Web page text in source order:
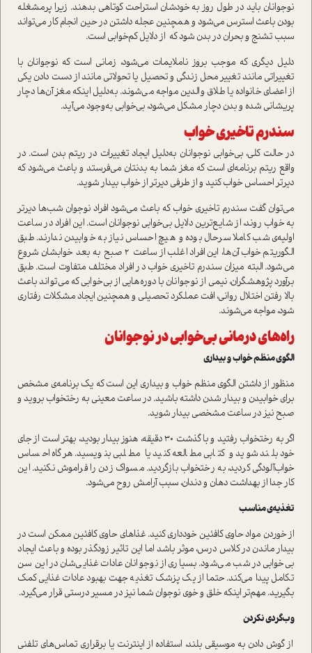
نوجوانان باید در طول روز به خودشان استراحت کوتاهی بدهند. زیرا پرمشغله
بودن باعث استرس می‌شود و همچنین عجله داشتن در حین انجام کار می‌تواند
سبب تشنج و بحران در بدن شود که از دلایل کم‌خوابی است.
دلیل دیگری که موجب بروز ناملایمات می‌شود، زمانی است که نوجوانان با
تغییراتی مانند تغییر محل زندگی و تحصیل یا تحولاتی مانند از دست دادن یکی
از اعضای خانواده یا طلاق والدین مواجه می‌شوند. به‌دلیل اینکه مغز آن‌ها دچار
پریشانی شده و بدن دچار مشکل می‌شود، بی‌خوابی به‌وجود می‌آید.
سندرم تاخیری خواب
در حالت کلی، بی‌خوابی نوجوانان به‌دلیل ایجاد تغییرات در ریتم بدن است. در
واقع ریتم برنامه‌ای است که مغز شما به بدنتان می‌فرستد و باعث می‌شود که
دیرتر احساس خواب کنید و از طرفی دیرتر از خواب بیدار شوید.
می‌توان گفت سندرم تاخیری خواب که باعث می‌شود افراد نوجوان شب‌ها دیرتر
به خواب روند، از شایع‌ترین دلایل بی‌خوابی نوجوانان است. این افراد در ساعت
اولیه‌ی شب کاملا سرحال بوده و هیچ احساس نیاز به خوابیدن ندارند. طبق
الگوریتم خواب آن‌ها، این افراد اغلب از ساعت 2 صبح به بعد خوابشان شروع
می‌شود. البته میزان سندرم تاخیری خواب در افراد مختلف متفاوت است. طبق
برآورد پژوهشگران، نیمی از نوجوانان با دوره‌هایی از بی‌خوابی که می‌تواند باعث
بالا رفتن اختلال روانی، افت عملکرد تحصیلی و همچنین ایجاد مشکلات رفتاری
شود، مواجه می‌شوند.
راه‌های درمانی بی‌خوابی در نوجوانان
الگوی منظم خواب و بیداری
منظور از داشتن الگوی منظم خواب و بیداری این است که یک برنامه‌ی مشخص
برای خوابیدن و بیدار شدن داشته باشید. در ساعت معینی به رختخواب بروید و
صبح نیز در ساعت مشخصی بیدار شوید.
اگر به رختخواب رفتید و با گذشت 30 دقیقه، هنوز بیدار بودید، بهتر است از جای
خود بلند شوید و کتابی مطالعه کنید یا مطلبی بنویسید. هرگاه احساس
خواب‌آلودگی کردید، به رختخواب بازگردید. مسواک زدن را فراموش نکنید. این
کار جدا از بهداشت دهان و دندان، سبب آرامش روح می‌شود.
تغذیه‌ی مناسب
از خوردن مواد حاوی کافئین خودداری کنید. غذاهای حاوی کافئین ممکن است در
بیدار ماندن در کلاس درس، موثر باشد اما این تاثیر زودگذر بوده و باعث ایجاد
بی‌خوابی در شب می‌شود. بسیاری از نوجوانان عادات غذایی‌شان در این سن
تکامل پیدا می‌کند. حتما از یک پزشک تغذیه جهت بهبود عادات غذایی کمک
بگیرید. مهم‌تر اینکه خلق و خوی نوجوان شما نیز در مسیر درستی قرار می‌گیرد.
وب‌گردی نکردن
از گوش دادن به موسیقی بلند، استفاده از اینترنت یا برقراری تماس‌های تلفنی